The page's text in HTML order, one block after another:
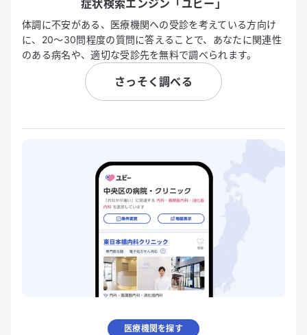
症状検索エンジン「ユビー」
体調に不安がある、医療機関への受診を考えている方向け
に、20〜30問程度の質問に答えることで、あなたに関連性
のある病名や、適切な受診先を無料で調べられます。
さっそく調べる
医療機関を探す